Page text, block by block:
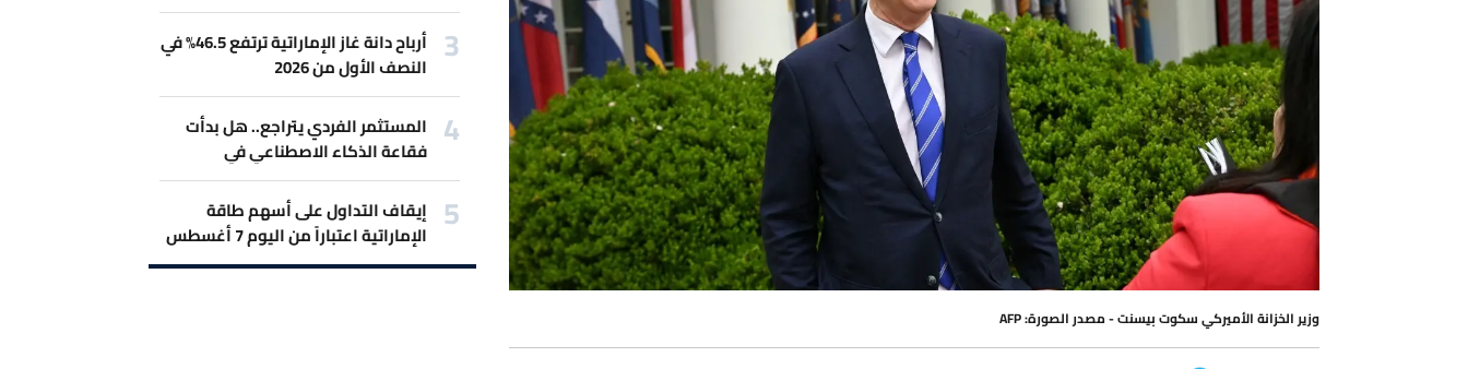
وزير الخزانة الأميركي سكوت بيسنت - مصدر الصورة: AFP
أرباح دانة غاز الإماراتية ترتفع 46.5% في
النصف الأول من 2026
المستثمر الفردي يتراجع.. هل بدأت
فقاعة الذكاء الاصطناعي في
الانكماش؟
إيقاف التداول على أسهم طاقة
الإماراتية اعتباراً من اليوم 7 أغسطس
2026